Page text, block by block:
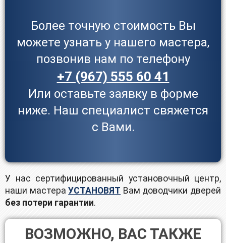
Более точную стоимость Вы
можете узнать у нашего мастера,
позвонив нам по телефону
+7 (967) 555 60 41
Или оставьте заявку в форме
ниже. Наш специалист свяжется
с Вами.
У нас сертифицированный установочный центр,
наши мастераУСТАНОВЯТ Вам доводчики дверей
без потери гарантии.
ВОЗМОЖНО, ВАС ТАКЖЕ